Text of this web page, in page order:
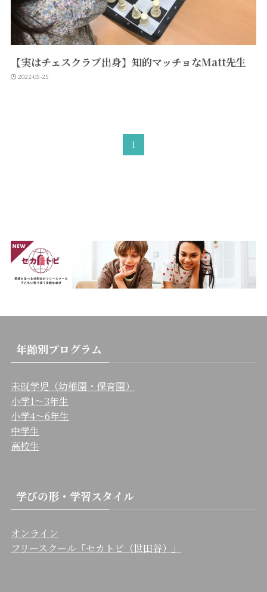
【実はチェスクラブ出身】知的マッチョなMatt先生
2022-05-25
1
年齢別プログラム
未就学児（幼稚園・保育園）
小学1〜3年生
小学4〜6年生
中学生
高校生
学びの形・学習スタイル
オンライン
フリースクール「セカトビ（世田谷）」